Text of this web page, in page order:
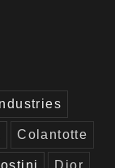
Colantotte
Dior